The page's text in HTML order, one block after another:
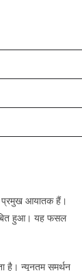
प्रमुख आयातक हैं।
हुआ। यह फसल
है। न्यूनतम समर्थन